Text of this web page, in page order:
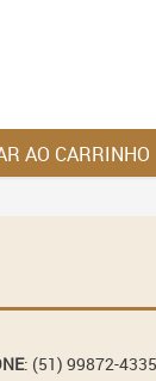
AO CARRINHO
: (51) 99872-4335